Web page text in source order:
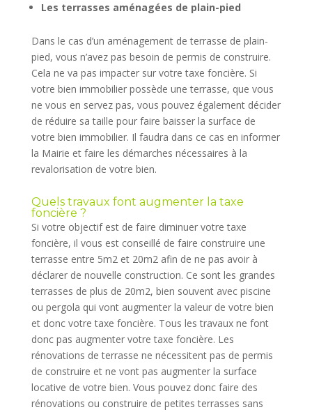
Les terrasses aménagées de plain-pied
Dans le cas d’un aménagement de terrasse de plain-
pied, vous n’avez pas besoin de permis de construire.
Cela ne va pas impacter sur votre taxe foncière. Si
votre bien immobilier possède une terrasse, que vous
ne vous en servez pas, vous pouvez également décider
de réduire sa taille pour faire baisser la surface de
votre bien immobilier. Il faudra dans ce cas en informer
la Mairie et faire les démarches nécessaires à la
revalorisation de votre bien.
Quels travaux font augmenter la taxe
foncière ?
Si votre objectif est de faire diminuer votre taxe
foncière, il vous est conseillé de faire construire une
terrasse entre 5m2 et 20m2 afin de ne pas avoir à
déclarer de nouvelle construction. Ce sont les grandes
terrasses de plus de 20m2, bien souvent avec piscine
ou pergola qui vont augmenter la valeur de votre bien
et donc votre taxe foncière. Tous les travaux ne font
donc pas augmenter votre taxe foncière. Les
rénovations de terrasse ne nécessitent pas de permis
de construire et ne vont pas augmenter la surface
locative de votre bien. Vous pouvez donc faire des
rénovations ou construire de petites terrasses sans